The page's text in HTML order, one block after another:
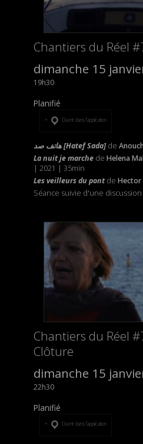
Chantiers du Réel
dimanche 15
19h30
Planifié
Ouvrir dans l’application
هاتف صد[Hatef Sada]de
La nuit je marchede Helena
| 2021 | 35min
Les veilleurs du pontde
Séance suivie d'une
Chantiers du Réel
Clôture
dimanche 15
22h30
Planifié
Ouvrir dans l’application